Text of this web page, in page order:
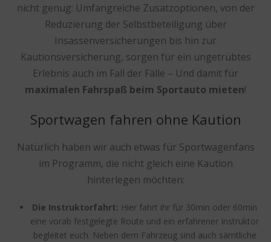
nicht genug: Umfangreiche Zusatzoptionen, von der
Reduzierung der Selbstbeteiligung über
Insassenversicherungen bis hin zur
Kautionsversicherung, sorgen für ein ungetrübtes
Erlebnis auch im Fall der Fälle – Und damit für
maximalen Fahrspaß beim Sportauto mieten!
Sportwagen fahren ohne Kaution
Natürlich haben wir auch etwas für Sportwagenfans
im Programm, die nicht gleich eine Kaution
hinterlegen möchten:
Die Instruktorfahrt: Hier fahrt ihr für 30min oder 60min
eine vorab festgelegte Route und ein erfahrener Instruktor
begleitet euch. Neben dem Fahrzeug sind auch sämtliche